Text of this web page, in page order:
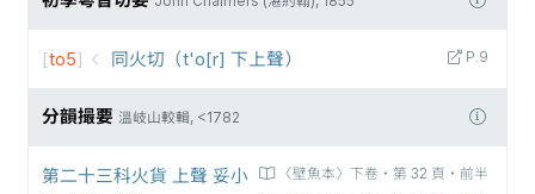
P.9
[to5] 同火切（t'o[r] 下上聲）
分韻撮要 溫岐山較輯, <1782
〈壁魚本〉下卷‧第 32 頁‧前半
第二十三科火貨 上聲 妥小